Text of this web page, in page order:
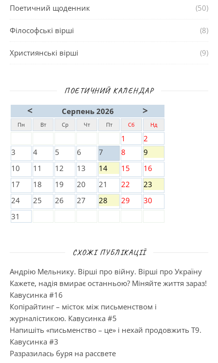
Поетичний щоденник (50)
Філософські вірші (8)
Християнські вірші (9)
ПОЕТИЧНИЙ КАЛЕНДАР
< Серпень 2026 >
Пн Вт Ср Чт Пт Сб Нд
1
2
3
4 5 6 7 8
9
10
11 12 13 14 15
16
17
18 19 20 21 22
23
24
25 26 27 28 29
30
31
СХОЖІ ПУБЛІКАЦІЇ
Андрію Мельнику. Вірші про війну. Вірші про Україну
Кажете, надія вмирає останньою? Міняйте життя зараз!
Кавусинка #16
Копірайтинг – місток між письменством і
журналістикою. Кавусинка #5
Напишіть «письменство – це» і нехай продовжить Т9.
Кавусинка #3
Разразилась буря на рассвете